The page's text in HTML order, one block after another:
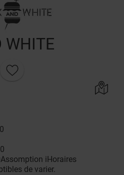
WHITE
Assomption i Horaires
de varier.